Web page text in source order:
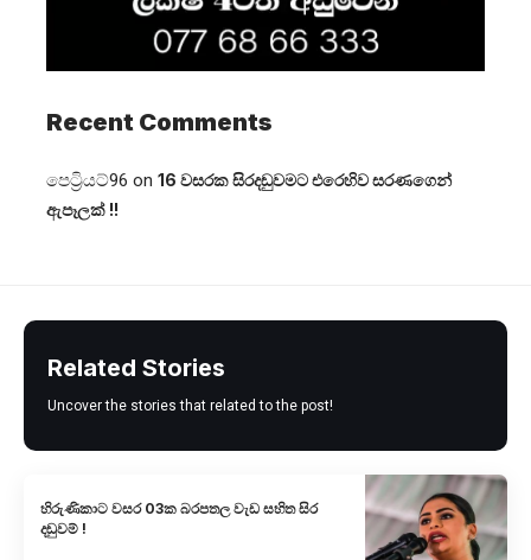
Recent Comments
පෙට්‍රියට්96 on 16 වසරක සිරදඬුවමට එරෙහිව සරණගෙන්
ඇපෑලක් !!
Related Stories
Uncover the stories that related to the post!
හිරුණිකාට වසර 03ක බරපතල වැඩ සහිත සිර
දඬුවම් !